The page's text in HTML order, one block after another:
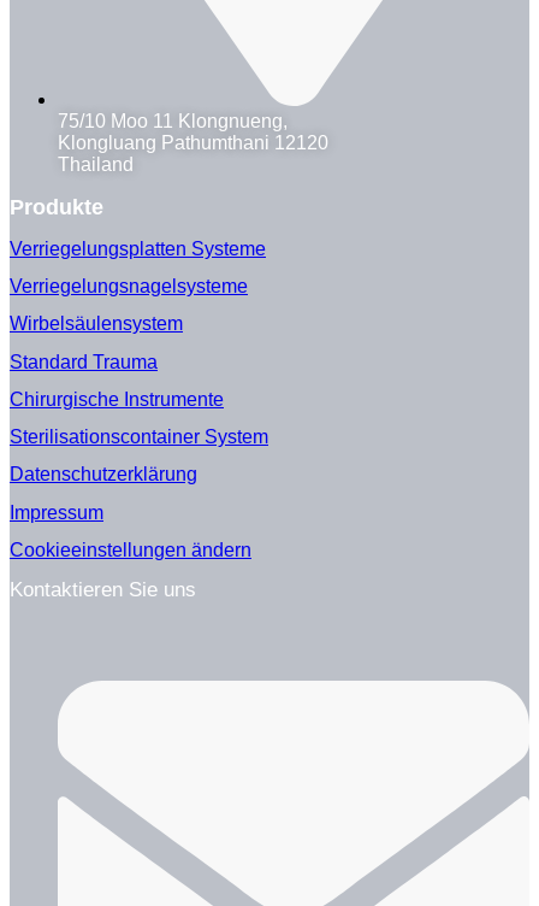
75/10 Moo 11 Klongnueng,
Klongluang Pathumthani 12120
Thailand
Produkte
Verriegelungsplatten Systeme
Verriegelungsnagelsysteme
Wirbelsäulensystem
Standard Trauma
Chirurgische Instrumente
Sterilisationscontainer System
Datenschutzerklärung
Impressum
Cookieeinstellungen ändern
Kontaktieren Sie uns